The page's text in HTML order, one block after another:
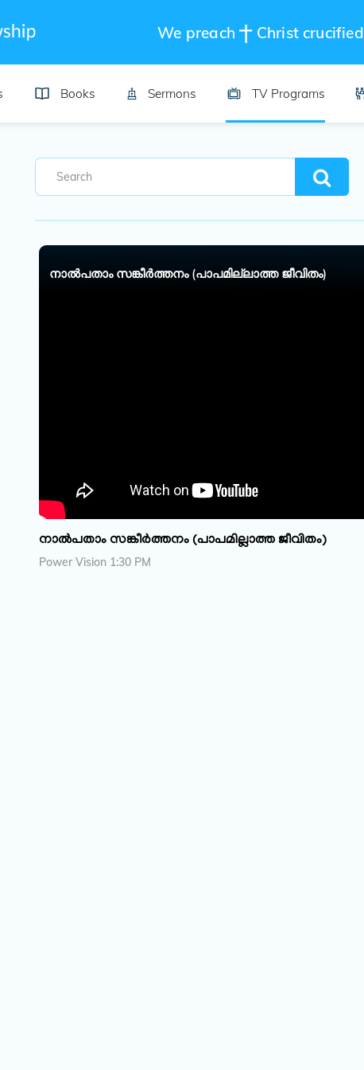
We preach Christ crucified
Books Sermons TV Programs
നാൽപതാം സങ്കീർത്തനം (പാപമില്ലാത്ത ജീവിതം)
നാൽപതാം സങ്കീർത്തനം (പാപമില്ലാത്ത ജീവിതം)
Power Vision 1:30 PM